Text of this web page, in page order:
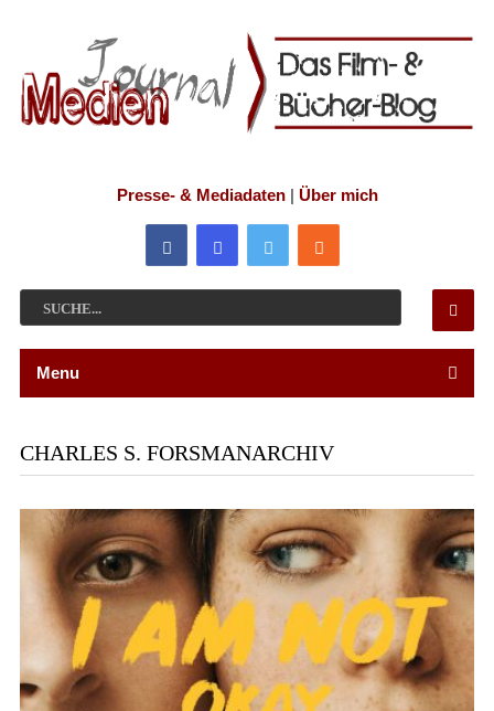
Presse- & Mediadaten| Über mich
Menu
CHARLES S. FORSMANARCHIV